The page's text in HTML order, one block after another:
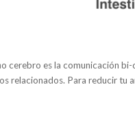
cerebro es la comunicación
relacionados. Para reducir tu